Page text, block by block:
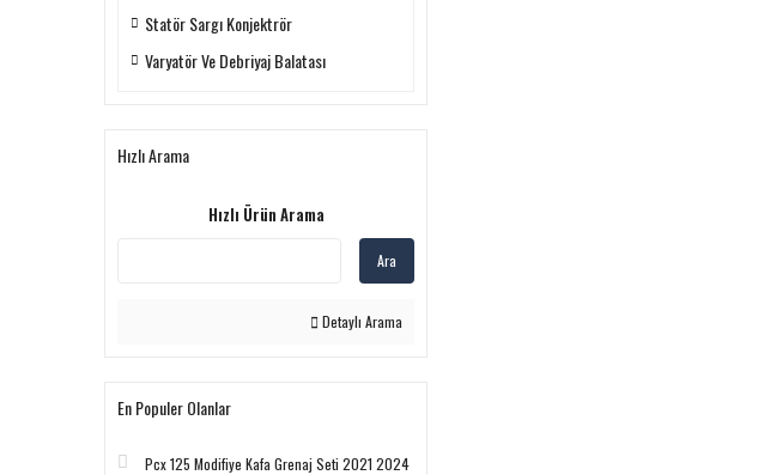
Statör Sargı Konjektrör
Varyatör Ve Debriyaj Balatası
Hızlı Arama
Hızlı Ürün Arama
Ara
Detaylı Arama
En Populer Olanlar
Pcx 125 Modifiye Kafa Grenaj Seti 2021 2024